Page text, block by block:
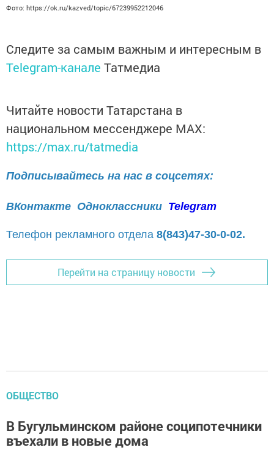
Фото: https://ok.ru/kazved/topic/67239952212046
Следите за самым важным и интересным в
Telegram-канале Татмедиа
Читайте новости Татарстана в
национальном мессенджере MАХ:
https://max.ru/tatmedia
Подписывайтесь на нас в соцсетях:
ВКонтакте Одноклассники Telegram
Телефон рекламного отдела 8(843)47-30-0-02.
Перейти на страницу новости
ОБЩЕСТВО
В Бугульминском районе соципотечники
въехали в новые дома